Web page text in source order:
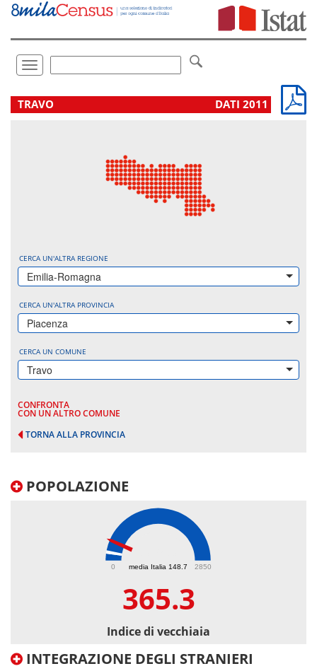
Vai
direttamente
Toggle
navigation
.
TRAVO DATI 2011
CERCA UN'ALTRA REGIONE
Emilia-Romagna
CERCA UN'ALTRA PROVINCIA
Piacenza
CERCA UN COMUNE
Travo
CONFRONTA
CON UN ALTRO COMUNE
TORNA ALLA PROVINCIA
POPOLAZIONE
media Italia 148.7
0 2850
365.3
Indice di vecchiaia
INTEGRAZIONE DEGLI STRANIERI